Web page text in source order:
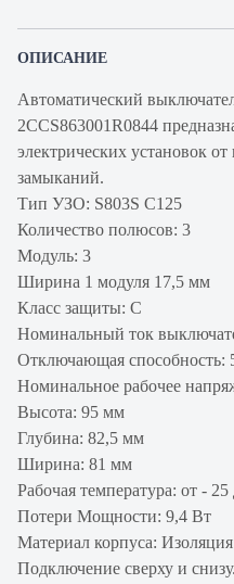
ОПИСАНИЕ
Автоматический
2CCS863001R0844
электрических установок
замыканий.
Тип УЗО: S803S C125
Количество полюсов: 3
Модуль: 3
Ширина 1 модуля 17,5 мм
Класс защиты: C
Номинальный ток
Отключающая способность:
Номинальное рабочее
Высота: 95 мм
Глубина: 82,5 мм
Ширина: 81 мм
Рабочая температура: от -
Потери Мощности: 9,4 Вт
Материал корпуса:
Подключение сверху и